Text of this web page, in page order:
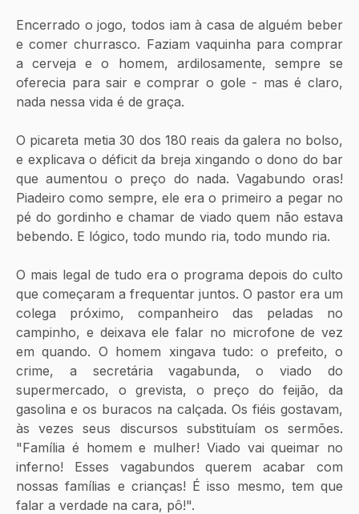
Encerrado o jogo, todos iam à casa de alguém beber
e comer churrasco. Faziam vaquinha para comprar
a cerveja e o homem, ardilosamente, sempre se
oferecia para sair e comprar o gole - mas é claro,
nada nessa vida é de graça.
O picareta metia 30 dos 180 reais da galera no bolso,
e explicava o déficit da breja xingando o dono do bar
que aumentou o preço do nada. Vagabundo oras!
Piadeiro como sempre, ele era o primeiro a pegar no
pé do gordinho e chamar de viado quem não estava
bebendo. E lógico, todo mundo ria, todo mundo ria.
O mais legal de tudo era o programa depois do culto
que começaram a frequentar juntos. O pastor era um
colega próximo, companheiro das peladas no
campinho, e deixava ele falar no microfone de vez
em quando. O homem xingava tudo: o prefeito, o
crime, a secretária vagabunda, o viado do
supermercado, o grevista, o preço do feijão, da
gasolina e os buracos na calçada. Os fiéis gostavam,
às vezes seus discursos substituíam os sermões.
"Família é homem e mulher! Viado vai queimar no
inferno! Esses vagabundos querem acabar com
nossas famílias e crianças! É isso mesmo, tem que
falar a verdade na cara, pô!".